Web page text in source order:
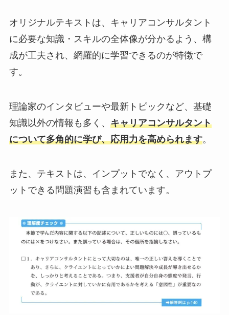
オリジナルテキストは、キャリアコンサルタント
に必要な知識・スキルの全体像が分かるよう、構
成が工夫され、網羅的に学習できるのが特徴で
す。
理論家のインタビューや最新トピックなど、基礎
知識以外の情報も多く、 キャリアコンサルタント
について多角的に学び、応用力を高められます。
また、テキストは、インプットでなく、アウトプ
ットできる問題演習も含まれています。